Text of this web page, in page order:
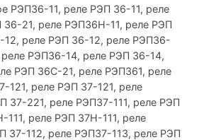
РЭП36-11, реле РЭП 36-11, реле
21, реле РЭП36Н-11, реле РЭП
12, реле РЭП 36-12, реле РЭП36-
РЭП36-14, реле РЭП 36-14,
РЭП 36С-21, реле РЭП361, реле
121, реле РЭП 37-121, реле
37-221, реле РЭП37-111, реле РЭП
111, реле РЭП 37Н-111, реле
37-112, реле РЭП37-113, реле РЭП